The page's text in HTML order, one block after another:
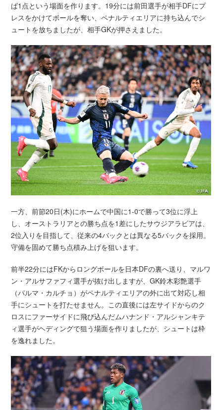
ば1点という場面を作ります。19分には前田選手が相手DFにプ
レスをかけてボールを奪い、ペナルティエリアに持ち込んでシ
ュートを放ちましたが、相手GKが押さえました。
一方、前節20日(木)にホームで中国に1-0で勝って3位に浮上
し、オーストラリアとの勝ち点を1差にしたサウジアラビアは、
2位入りを目指して、従来の4バックとは異なる5バックを採用。
守備を固めて勝ち点積み上げを狙います。
前半22分にはFKからロングボールを日本DFの裏へ送り、マルワ
ン・アルサファフィ選手が抜け出しますが、GK鈴木彩艶選手
（パルマ・カルチョ）がペナルティエリアの外に出て対応し相
手にシュートを打たせません。この直後には左サイドからのク
ロスにファーサイドに飛び込んだムハナンド・アルシャンキテ
ィ選手がヘディングで狙う場面を作りましたが、シュートは枠
を逸れました。